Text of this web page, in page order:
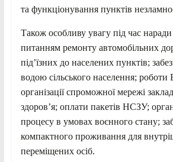
та функціонування пунктів
Також особливу увагу під час
питанням ремонту автомобільних
під’їзних до населених пунктів;
водою сільського населення;
організації спроможної мережі
здоров’я; оплати пакетів НСЗУ;
процесу в умовах воєнного стану;
компактного проживання для
переміщених осіб.